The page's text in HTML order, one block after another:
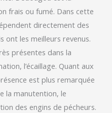
frais ou fumé. Dans cette
directement des
ont les meilleurs revenus.
présentes dans la
l’écaillage. Quant aux
est plus remarquée
la manutention, le
des engins de pécheurs.